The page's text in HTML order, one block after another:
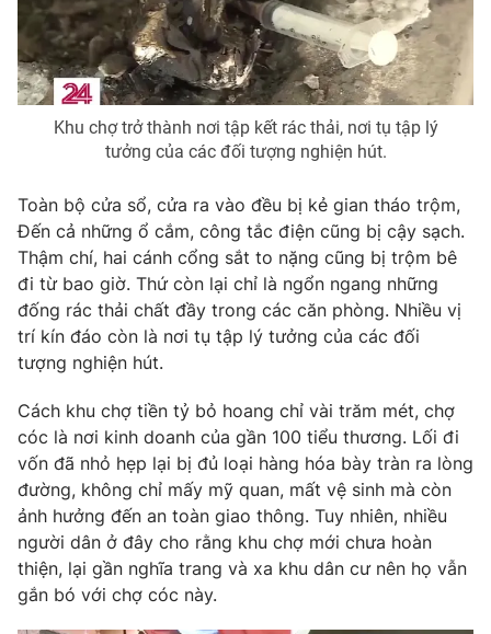
Liên hệ tòa soạn English
THỜI BÁO VTV
Theo dõi báo trên
Cơ quan chủ quản:
Đài Truyền hình Việt Nam
Cơ quan báo chí: Thời báo VTV
Giấy phép hoạt động báo in và báo điện tử số 483/GP-BTTTT
Tổng Biên tập:Vũ Thanh Thủy
Phó Tổng Biên tập:Nguyễn Thị Mỹ Hạnh, Phạm Quốc Thắng,
Nguyễn Trọng Ninh
Tổng đài VTV:024.38 355 931 - 024.38 355 932
Ðiện thoại Thời báo VTV:024.66 897 897
Email:
toasoan@vtv.vn
Liên hệ quảng cáo:
024-7300.7108
Khu chợ trở thành nơi tập kết rác thải, nơi tụ tập lý
tưởng của các đối tượng nghiện hút.
Toàn bộ cửa sổ, cửa ra vào đều bị kẻ gian tháo trộm,
Đến cả những ổ cắm, công tắc điện cũng bị cậy sạch.
Thậm chí, hai cánh cổng sắt to nặng cũng bị trộm bê
đi từ bao giờ. Thứ còn lại chỉ là ngổn ngang những
đống rác thải chất đầy trong các căn phòng. Nhiều vị
trí kín đáo còn là nơi tụ tập lý tưởng của các đối
tượng nghiện hút.
Cách khu chợ tiền tỷ bỏ hoang chỉ vài trăm mét, chợ
cóc là nơi kinh doanh của gần 100 tiểu thương. Lối đi
vốn đã nhỏ hẹp lại bị đủ loại hàng hóa bày tràn ra lòng
đường, không chỉ mấy mỹ quan, mất vệ sinh mà còn
ảnh hưởng đến an toàn giao thông. Tuy nhiên, nhiều
người dân ở đây cho rằng khu chợ mới chưa hoàn
thiện, lại gần nghĩa trang và xa khu dân cư nên họ vẫn
gắn bó với chợ cóc này.